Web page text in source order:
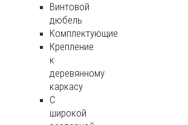
Винтовой
дюбель
Комплектующие
Крепление
к
деревянному
каркасу
С
широкой